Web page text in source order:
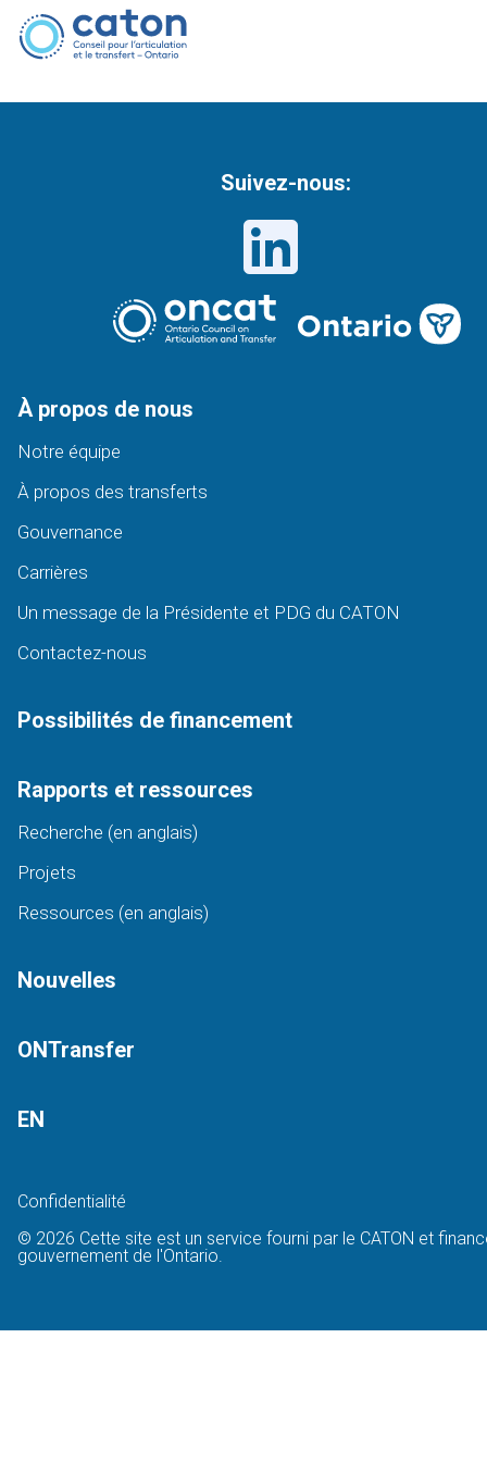
Suivez-nous:
À propos de nous
Notre équipe
À propos des transferts
Gouvernance
Carrières
Un message de la Présidente et PDG du CATON
Contactez-nous
Possibilités de financement
Rapports et ressources
Recherche (en anglais)
Projets
Ressources (en anglais)
Nouvelles
ONTransfer
EN
Confidentialité
© 2026 Cette site est un service fourni par le CATON et
gouvernement de l'Ontario.